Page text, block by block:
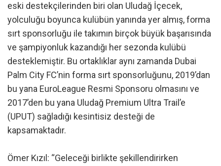
eski destekçilerinden biri olan Uludağ İçecek,
yolculuğu boyunca kulübün yanında yer almış, forma
sırt sponsorluğu ile takımın birçok büyük başarısında
ve şampiyonluk kazandığı her sezonda kulübü
desteklemiştir. Bu ortaklıklar aynı zamanda Dubai
Palm City FC’nin forma sırt sponsorluğunu, 2019’dan
bu yana EuroLeague Resmi Sponsoru olmasını ve
2017’den bu yana Uludağ Premium Ultra Trail’e
(UPUT) sağladığı kesintisiz desteği de
kapsamaktadır.
Ömer Kızıl: “Geleceği birlikte şekillendirirken